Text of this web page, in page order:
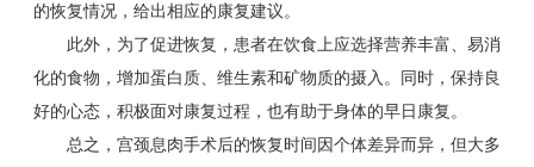
的恢复情况，给出相应的康复建议。
此外，为了促进恢复，患者在饮食上应选择营养丰富、易消
化的食物，增加蛋白质、维生素和矿物质的摄入。同时，保持良
好的心态，积极面对康复过程，也有助于身体的早日康复。
总之，宫颈息肉手术后的恢复时间因个体差异而异，但大多